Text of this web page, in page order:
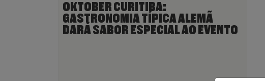
OKTOBER CURITIBA:
GASTRONOMIA TÍPICA ALEMÃ
DARÁ SABOR ESPECIAL AO EVENTO